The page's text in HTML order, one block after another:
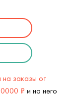
на заказы от
₽ и на него